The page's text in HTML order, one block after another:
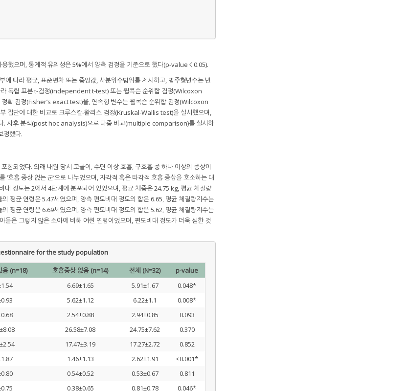
했으며, 통계적 유의성은 5%에서 양측 검정을 기준으로 했다(p-value＜0.05).
따라 평균, 표준편차 또는 중앙값, 사분위수범위를 제시하고, 범주형변수는 빈
라 독립 표본 t-검정(independent t-test) 또는 윌콕슨 순위합 검정(Wilcoxon
확 검정(Fisher’s exact test)을, 연속형 변수는 윌콕슨 순위합 검정(Wilcoxon
집단에 대한 비교로 크루스칼-왈리스 검정(Kruskal-Wallis test)을 실시했으며,
. 사후 분석(post hoc analysis)으로 다중 비교(multiple comparison)를 실시하
정했다.
함되었다. 외래 내원 당시 코골이, 수면 이상 호흡, 구호흡 중 하나 이상의 증상이
‘호흡 증상 없는 군’으로 나누었으며, 자각적 혹은 타각적 호흡 증상을 호소하는 대
대 정도는 2에서 4단계에 분포되어 있었으며, 평균 체중은 24.75 kg, 평균 체질량
평균 연령은 5.47세였으며, 양측 편도비대 정도의 합은 6.65, 평균 체질량지수는
평균 연령은 6.69세였으며, 양측 편도비대 정도의 합은 5.62, 평균 체질량지수는
들은 그렇지 않은 소아에 비해 어린 연령이었으며, 편도비대 정도가 더욱 심한 것
for the study population
음 (n=18) 호흡증상 없음 (n=14) 전체 (N=32)
p-value
6.69±1.65 5.91±1.67
0.048*
5.62±1.12 6.22±1.1
0.008*
2.54±0.88 2.94±0.85
0.093
26.58±7.08 24.75±7.62
0.370
17.47±3.19 17.27±2.72
0.852
1.46±1.13 2.62±1.91
<0.001*
0.54±0.52 0.53±0.67
0.811
0.38±0.65 0.81±0.78 0.046*